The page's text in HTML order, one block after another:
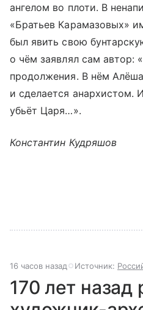
ангелом во плоти. В
«Братьев Карамазовых»
был явить свою
о чём заявлял сам автор:
продолжения. В нём
и сделается
убьёт Царя…».
Константин Кудряшов
16 часов назад Источник:
170 лет назад